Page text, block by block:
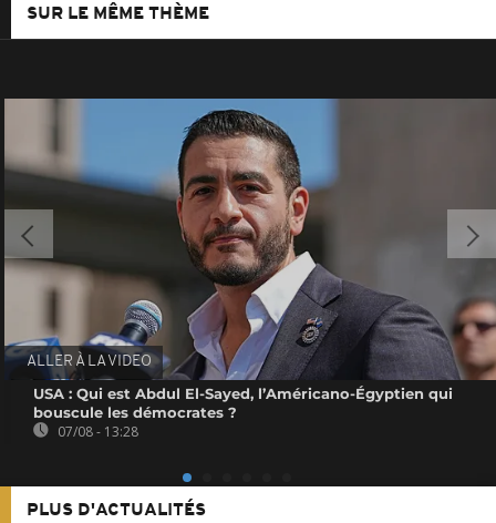
SUR LE MÊME THÈME
ALLER À LA VIDEO
USA : Qui est Abdul El-Sayed, l’Américano-Égyptien qui
bouscule les démocrates ?
07/08 - 13:28
PLUS D'ACTUALITÉS